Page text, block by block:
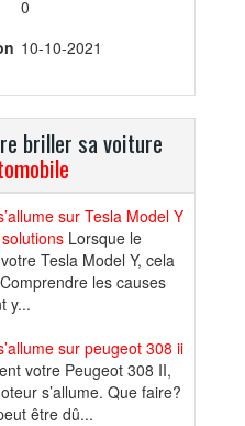
0
10-10-2021
briller sa voiture
sur Tesla Model Y
Lorsque le
Tesla Model Y, cela
les causes
y...
sur peugeot 308 ii
votre Peugeot 308 II,
s’allume. Que faire?
être dû...